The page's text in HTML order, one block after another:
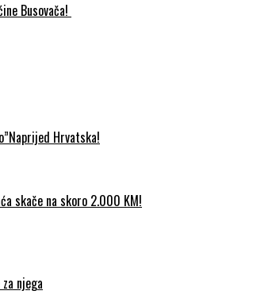
Busovača!
Hrvatska!
skače na skoro 2.000 KM!
njega